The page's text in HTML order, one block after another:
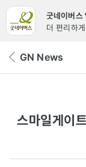
굿네이버스
더 편리하
뒤 GN News
스마일게이